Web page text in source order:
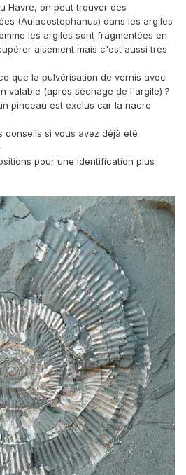
Havre, on peut trouver des
(Aulacostephanus) dans les argiles
les argiles sont fragmentées en
aisément mais c'est aussi très
que la pulvérisation de vernis avec
valable (après séchage de l'argile) ?
pinceau est exclus car la nacre
conseils si vous avez déjà été
pour une identification plus